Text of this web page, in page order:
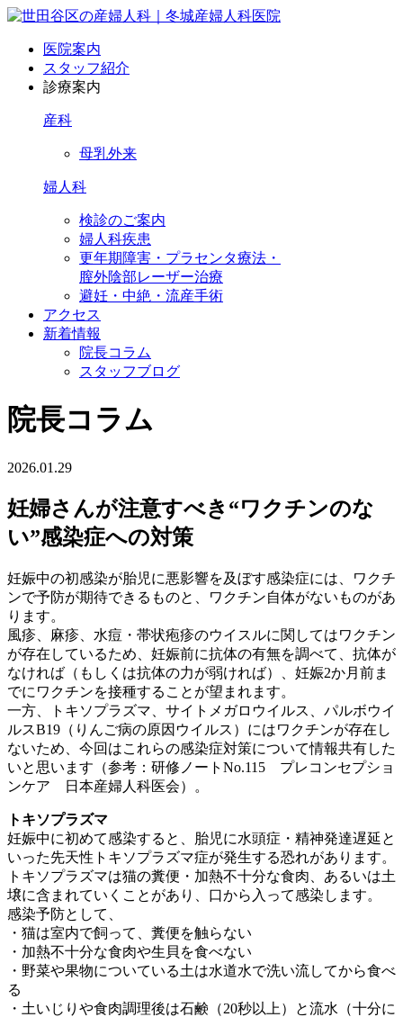
医院案内
スタッフ紹介
診療案内
産科
母乳外来
婦人科
検診のご案内
婦人科疾患
更年期障害・プラセンタ療法・
膣外陰部レーザー治療
避妊・中絶・流産手術
アクセス
新着情報
院長コラム
スタッフブログ
院長コラム
2026.01.29
妊婦さんが注意すべき“ワクチンのな
い”感染症への対策
妊娠中の初感染が胎児に悪影響を及ぼす感染症には、ワクチ
ンで予防が期待できるものと、ワクチン自体がないものがあ
ります。
風疹、麻疹、水痘・帯状疱疹のウイスルに関してはワクチン
が存在しているため、妊娠前に抗体の有無を調べて、抗体が
なければ（もしくは抗体の力が弱ければ）、妊娠2か月前ま
でにワクチンを接種することが望まれます。
一方、トキソプラズマ、サイトメガロウイルス、パルボウイ
ルスB19（りんご病の原因ウイルス）にはワクチンが存在し
ないため、今回はこれらの感染症対策について情報共有した
いと思います（参考：研修ノートNo.115 プレコンセプショ
ンケア 日本産婦人科医会）。
トキソプラズマ
妊娠中に初めて感染すると、胎児に水頭症・精神発達遅延と
いった先天性トキソプラズマ症が発生する恐れがあります。
トキソプラズマは猫の糞便・加熱不十分な食肉、あるいは土
壌に含まれていくことがあり、口から入って感染します。
感染予防として、
・猫は室内で飼って、糞便を触らない
・加熱不十分な食肉や生貝を食べない
・野菜や果物についている土は水道水で洗い流してから食べ
る
・土いじりや食肉調理後は石鹸（20秒以上）と流水（十分に